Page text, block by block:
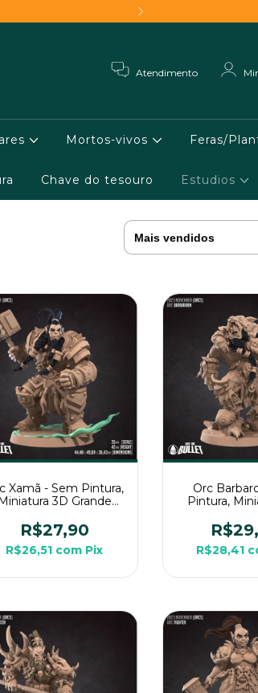
Atendimento
Mortos-vivos Feras/
Chave do tesouro Estudios
Xamã - Sem Pintura,
3D Grande
R$27,90
R$26,51 com Pix
Orc
Pintura,
R$28,41